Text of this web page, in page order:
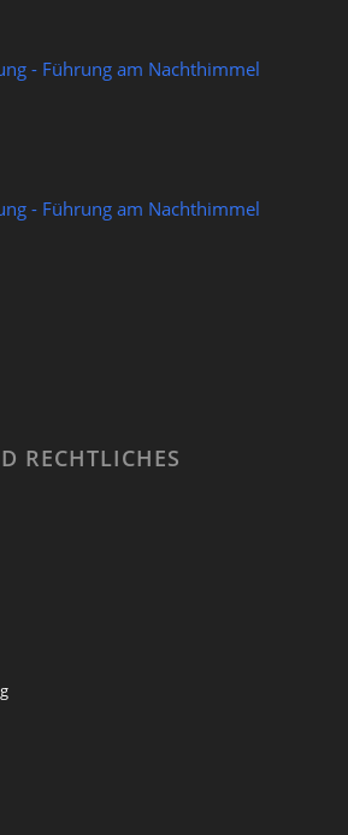
- Führung am Nachthimmel
- Führung am Nachthimmel
RECHTLICHES